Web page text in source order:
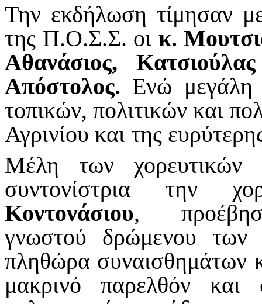
Την εκδήλωση τίμησαν
της Π.Ο.Σ.Σ. οι κ.
Αθανάσιος,
Απόστολος. Ενώ
τοπικών, πολιτικών και
Αγρινίου και της
Μέλη των χορευτικών
συντονίστρια την
Κοντονάσιου,
γνωστού δρώμενου των
πληθώρα συναισθημάτων
μακρινό παρελθόν και